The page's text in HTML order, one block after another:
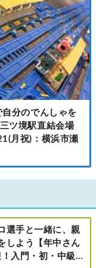
自分のでんしゃを
ツ境駅直結会場
月祝)：横浜市瀬
選手と一緒に、親
しよう【年中さん
入門・初・中級の